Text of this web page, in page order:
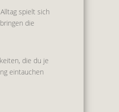
spielt sich
die
die du je
eintauchen